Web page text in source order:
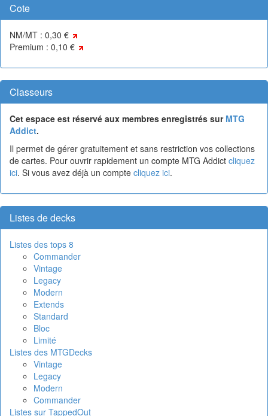
Cote
NM/MT : 0,30 €
Premium : 0,10 €
Classeurs
Cet espace est réservé aux membres enregistrés sur MTG
Addict.
Il permet de gérer gratuitement et sans restriction vos collections
de cartes. Pour ouvrir rapidement un compte MTG Addict cliquez
ici. Si vous avez déjà un compte cliquez ici.
Listes de decks
Listes des tops 8
Commander
Vintage
Legacy
Modern
Extends
Standard
Bloc
Limité
Listes des MTGDecks
Vintage
Legacy
Modern
Commander
Listes sur TappedOut